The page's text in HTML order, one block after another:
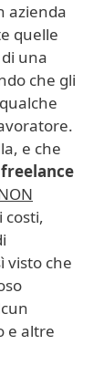
azienda
quelle
una
che gli
e che
costi,
visto che
e altre